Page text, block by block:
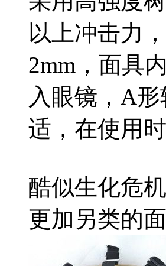
以上冲击力
2mm，面具
入眼镜，A
适，在使用
酷似生化危
更加另类的